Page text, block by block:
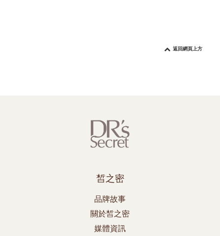
返回網頁上方
皙之密
品牌故事
關於皙之密
媒體資訊